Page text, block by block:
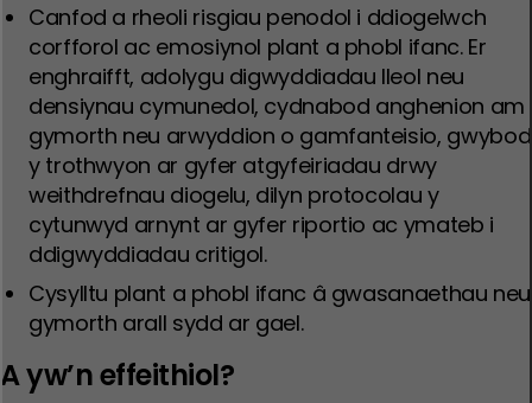
Canfod a rheoli risgiau penodol i ddiogelwch
corfforol ac emosiynol plant a phobl ifanc. Er
enghraifft, adolygu digwyddiadau lleol neu
densiynau cymunedol, cydnabod anghenion am
gymorth neu arwyddion o gamfanteisio, gwybod
y trothwyon ar gyfer atgyfeiriadau drwy
weithdrefnau diogelu, dilyn protocolau y
cytunwyd arnynt ar gyfer riportio ac ymateb i
ddigwyddiadau critigol.
Cysylltu plant a phobl ifanc â gwasanaethau neu
gymorth arall sydd ar gael.
A yw’n effeithiol?